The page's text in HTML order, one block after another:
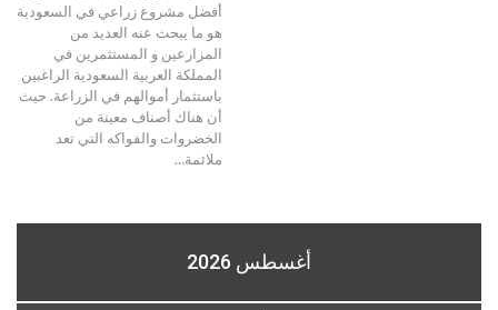
أفضل مشروع زراعي في السعودية
هو ما يبحث عنه العديد من
المزارعين و المستثمرين في
المملكة العربية السعودية الراغبين
باستثمار أموالهم في الزراعة. حيث
أن هناك أصناف معينة من
الخضروات والفواكه التي تعد
ملائمة…
أغسطس 2026